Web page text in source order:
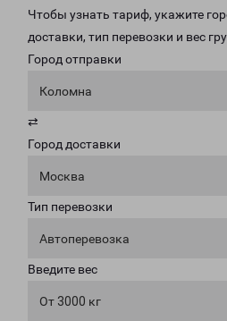
Чтобы узнать тариф, укажите
доставки, тип перевозки и вес
Город отправки
Коломна
⇄
Город доставки
Москва
Тип перевозки
Автоперевозка
Введите вес
От 3000 кг